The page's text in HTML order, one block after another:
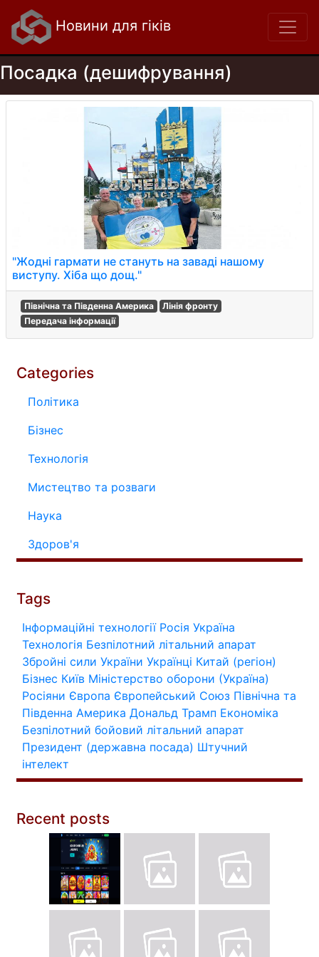
Новини для гіків
Посадка (дешифрування)
"Жодні гармати не стануть на заваді нашому
виступу. Хіба що дощ."
Північна та Південна Америка
Лінія фронту
Передача інформації
Categories
Політика
Бізнес
Технологія
Мистецтво та розваги
Наука
Здоров'я
Tags
Інформаційні технології Росія Україна
Технологія Безпілотний літальний апарат
Збройні сили України Українці Китай (регіон)
Бізнес Київ Міністерство оборони (Україна)
Росіяни Європа Європейський Союз Північна та
Південна Америка Дональд Трамп Економіка
Безпілотний бойовий літальний апарат
Президент (державна посада) Штучний
інтелект
Recent posts